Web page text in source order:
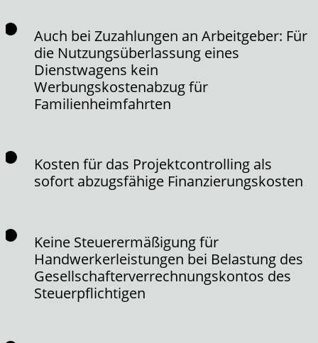
Auch bei Zuzahlungen an Arbeitgeber: Für
die Nutzungsüberlassung eines
Dienstwagens kein
Werbungskostenabzug für
Familienheimfahrten
Kosten für das Projektcontrolling als
sofort abzugsfähige Finanzierungskosten
Keine Steuerermäßigung für
Handwerkerleistungen bei Belastung des
Gesellschafterverrechnungskontos des
Steuerpflichtigen